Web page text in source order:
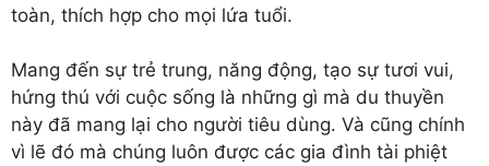
toàn, thích hợp cho mọi lứa tuổi.
Mang đến sự trẻ trung, năng động, tạo sự tươi vui,
hứng thú với cuộc sống là những gì mà du thuyền
này đã mang lại cho người tiêu dùng. Và cũng chính
vì lẽ đó mà chúng luôn được các gia đình tài phiệt